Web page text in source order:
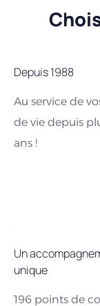
Depuis 1988
Au service de
de vie depuis
ans !
Un
unique
196 points de